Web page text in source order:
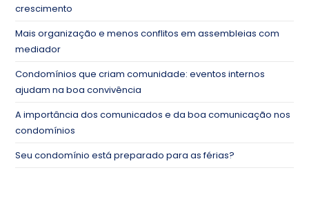
crescimento
Mais organização e menos conflitos em assembleias com
mediador
Condomínios que criam comunidade: eventos internos
ajudam na boa convivência
A importância dos comunicados e da boa comunicação nos
condomínios
Seu condomínio está preparado para as férias?